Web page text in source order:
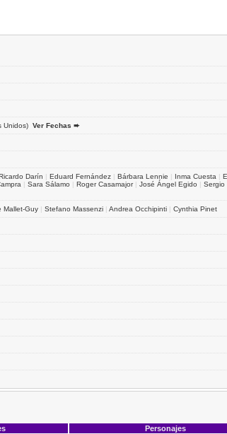
Unidos) Ver Fechas ➨
Darín | Eduard Fernández | Bárbara Lennie | Inma Cuesta |
| Sara Sálamo | Roger Casamajor| José Ángel Egido | Sergio
Mallet-Guy | Stefano Massenzi | Andrea Occhipinti | Cynthia Pinet
Personajes